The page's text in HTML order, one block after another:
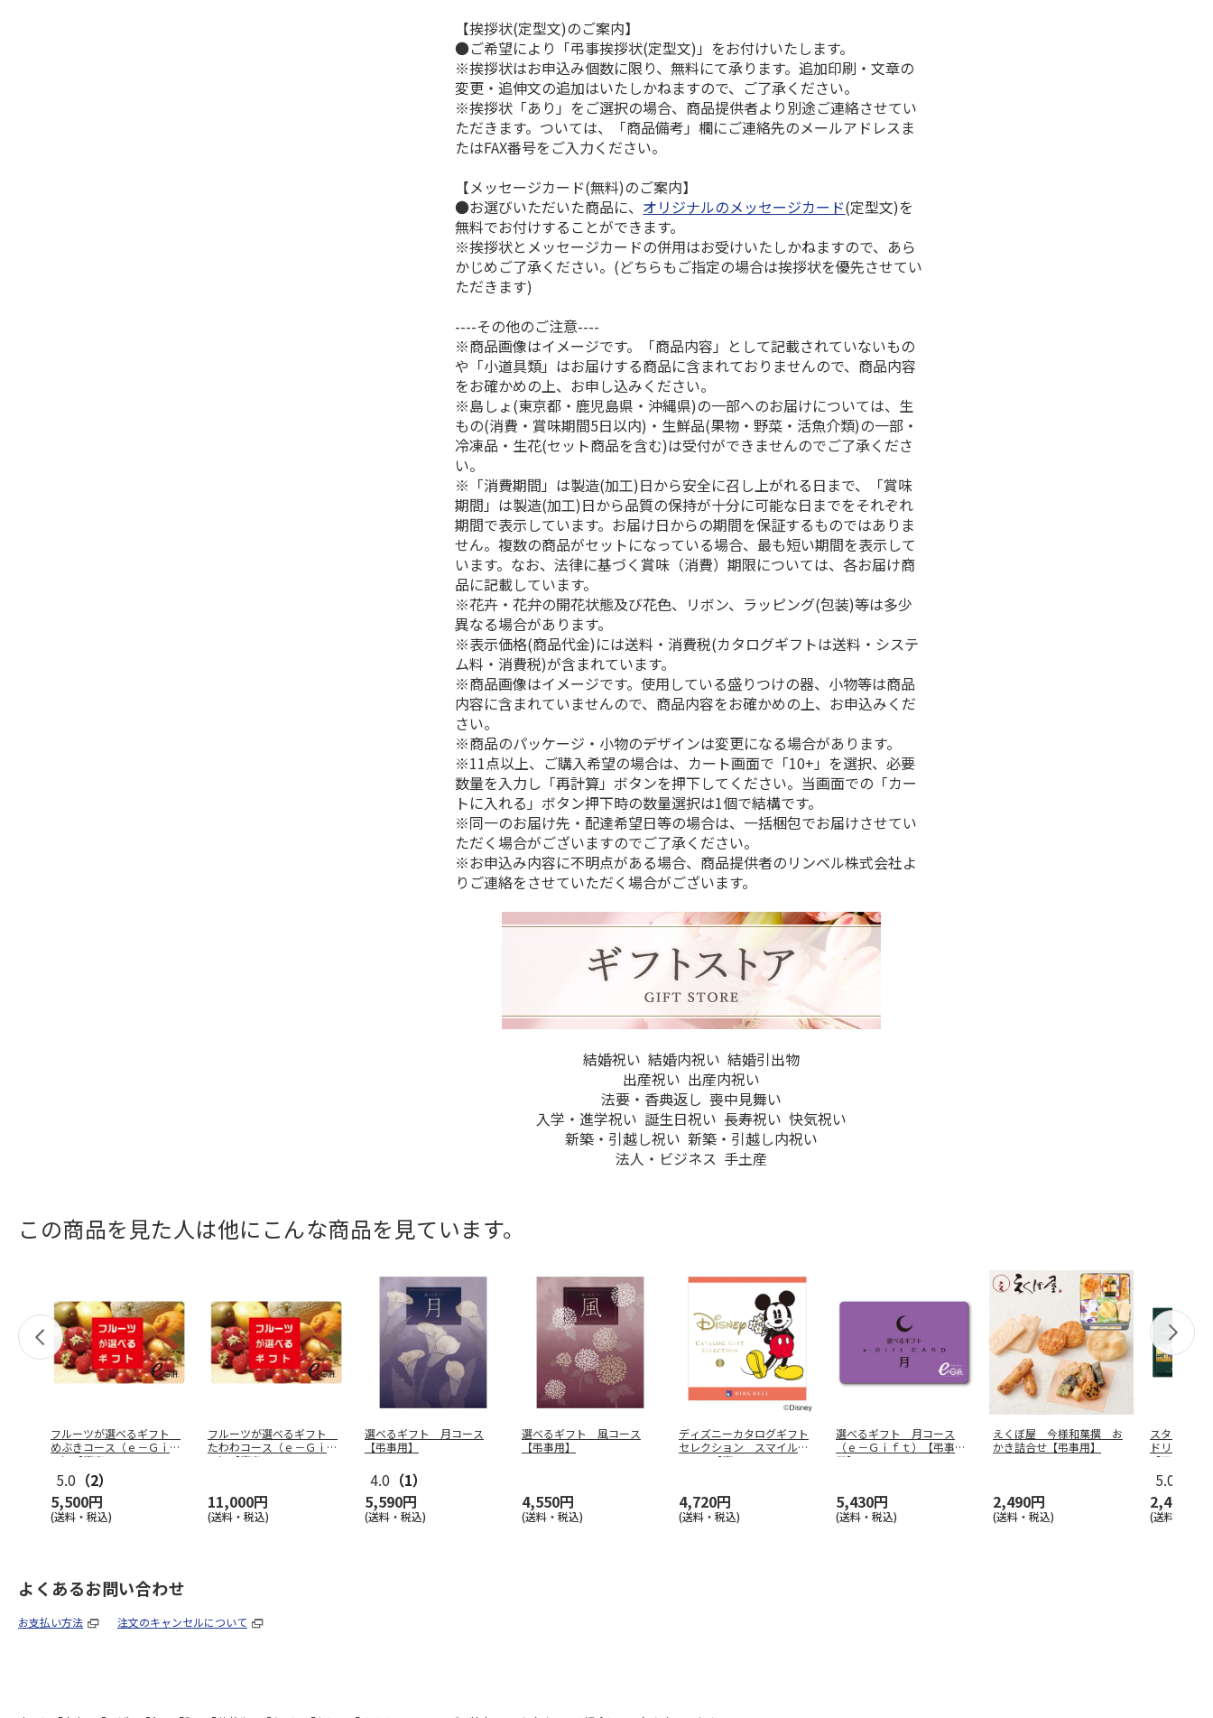
【挨拶状(定型文)のご案内】
●ご希望により「弔事挨拶状(定型文)」をお付けいたします。
※挨拶状はお申込み個数に限り、無料にて承ります。追加印刷・文章の
変更・追伸文の追加はいたしかねますので、ご了承ください。
※挨拶状「あり」をご選択の場合、商品提供者より別途ご連絡させてい
ただきます。ついては、「商品備考」欄にご連絡先のメールアドレスま
たはFAX番号をご入力ください。
【メッセージカード(無料)のご案内】
●お選びいただいた商品に、 オリジナルのメッセージカード(定型文)を
無料でお付けすることができます。
※挨拶状とメッセージカードの併用はお受けいたしかねますので、あら
かじめご了承ください。(どちらもご指定の場合は挨拶状を優先させてい
ただきます)
----その他のご注意----
※商品画像はイメージです。「商品内容」として記載されていないもの
や「小道具類」はお届けする商品に含まれておりませんので、商品内容
をお確かめの上、お申し込みください。
※島しょ(東京都・鹿児島県・沖縄県)の一部へのお届けについては、生
もの(消費・賞味期間5日以内)・生鮮品(果物・野菜・活魚介類)の一部・
冷凍品・生花(セット商品を含む)は受付ができませんのでご了承くださ
い。
※「消費期間」は製造(加工)日から安全に召し上がれる日まで、「賞味
期間」は製造(加工)日から品質の保持が十分に可能な日までをそれぞれ
期間で表示しています。お届け日からの期間を保証するものではありま
せん。複数の商品がセットになっている場合、最も短い期間を表示して
います。なお、法律に基づく賞味（消費）期限については、各お届け商
品に記載しています。
※花卉・花弁の開花状態及び花色、リボン、ラッピング(包装)等は多少
異なる場合があります。
※表示価格(商品代金)には送料・消費税(カタログギフトは送料・システ
ム料・消費税)が含まれています。
※商品画像はイメージです。使用している盛りつけの器、小物等は商品
内容に含まれていませんので、商品内容をお確かめの上、お申込みくだ
さい。
※商品のパッケージ・小物のデザインは変更になる場合があります。
※11点以上、ご購入希望の場合は、カート画面で「10+」を選択、必要
数量を入力し「再計算」ボタンを押下してください。当画面での「カー
トに入れる」ボタン押下時の数量選択は1個で結構です。
※同一のお届け先・配達希望日等の場合は、一括梱包でお届けさせてい
ただく場合がございますのでご了承ください。
※お申込み内容に不明点がある場合、商品提供者のリンベル株式会社よ
りご連絡をさせていただく場合がございます。
結婚祝い 結婚内祝い 結婚引出物
出産祝い 出産内祝い
法要・香典返し 喪中見舞い
入学・進学祝い 誕生日祝い 長寿祝い 快気祝い
新築・引越し祝い 新築・引越し内祝い
法人・ビジネス 手土産
この商品を見た人は他にこんな商品を見ています。
フルーツが選べるギフト
めぶきコース（ｅ－Ｇｉｆ
ｔ）【慶事
5.0 （2）
5,500円
(送料・税込)
フルーツが選べるギフト
たわわコース（ｅ－Ｇｉｆ
ｔ）【慶事
11,000円
(送料・税込)
選べるギフト 月コース
【弔事用】
4.0 （1）
5,590円
(送料・税込)
選べるギフト 風コース
【弔事用】
4,550円
(送料・税込)
ディズニーカタログギフト
セレクション スマイル
コース【慶
4,720円
(送料・税込)
選べるギフト 月コース
（ｅ－Ｇｉｆｔ）【弔事
用】
5,430円
(送料・税込)
えくぼ屋 今様和菓撰 お
かき詰合せ【弔事用】
2,490円
(送料・税込)
スターバッ
ドリップコ
【弔事用】
5.0
2,490円
(送料・税込)
よくあるお問い合わせ
お支払い方法 注文のキャンセルについて